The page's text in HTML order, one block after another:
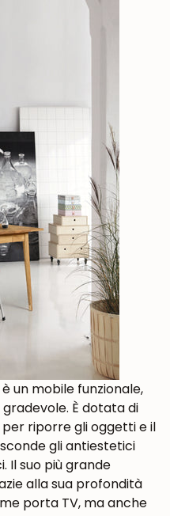
è un mobile funzionale,
È dotata di
riporre gli oggetti e il
gli antiestetici
Il suo più grande
alla sua profondità
porta TV, ma anche